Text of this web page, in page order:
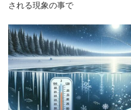
される現象の事で